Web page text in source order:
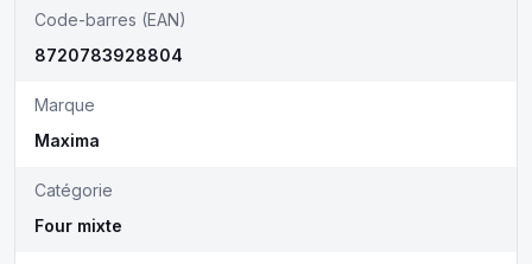
Code-barres (EAN)
8720783928804
Marque
Maxima
Catégorie
Four mixte